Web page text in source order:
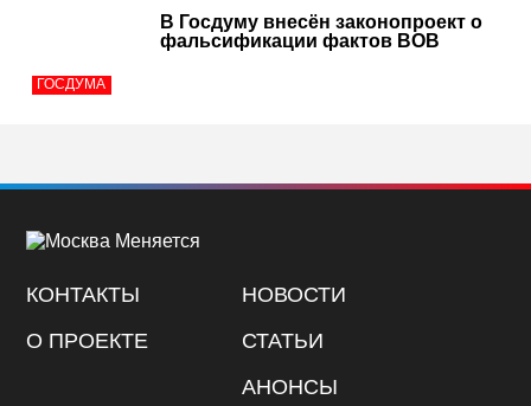
ГОСДУМА
В Госдуму внесён законопроект о
фальсификации фактов ВОВ
КОНТАКТЫ
О ПРОЕКТЕ
НОВОСТИ
СТАТЬИ
АНОНСЫ